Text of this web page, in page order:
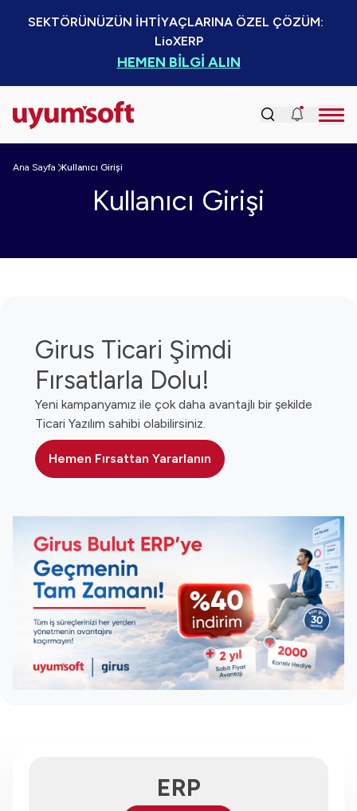
SEKTÖRÜNÜZÜN İHTİYAÇLARINA ÖZEL ÇÖZÜM:
LioXERP
HEMEN BİLGİ ALIN
Ana Sayfa Kullanıcı Girişi
Kullanıcı Girişi
Girus Ticari Şimdi
Fırsatlarla Dolu!
Yeni kampanyamız ile çok daha avantajlı bir şekilde
Ticari Yazılım sahibi olabilirsiniz.
Hemen Fırsattan Yararlanın
ERP